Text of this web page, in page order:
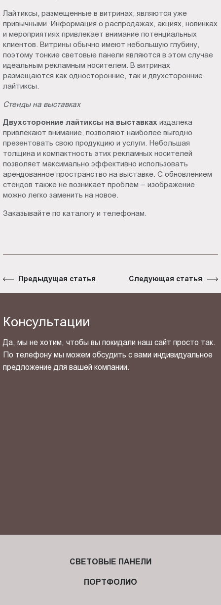
Лайтиксы, размещенные в витринах, являются уже
привычными. Информация о распродажах, акциях, новинках
и мероприятиях привлекает внимание потенциальных
клиентов. Витрины обычно имеют небольшую глубину,
поэтому тонкие световые панели являются в этом случае
идеальным рекламным носителем. В витринах
размещаются как односторонние, так и двухсторонние
лайтиксы.
Стенды на выставках
Двухсторонние лайтиксы на выставкахиздалека
привлекают внимание, позволяют наиболее выгодно
презентовать свою продукцию и услуги. Небольшая
толщина и компактность этих рекламных носителей
позволяет максимально эффективно использовать
арендованное пространство на выставке. С обновлением
стендов также не возникает проблем – изображение
можно легко заменить на новое.
Заказывайте по каталогу и телефонам.
Предыдущая статья Следующая статья
Консультации
Да, мы не хотим, чтобы вы покидали наш сайт просто так.
По телефону мы можем обсудить с вами индивидуальное
предложение для вашей компании.
ОТПРАВИТЬ СВОЙ КОНТАКТ
СВЕТОВЫЕ ПАНЕЛИ
ПОРТФОЛИО